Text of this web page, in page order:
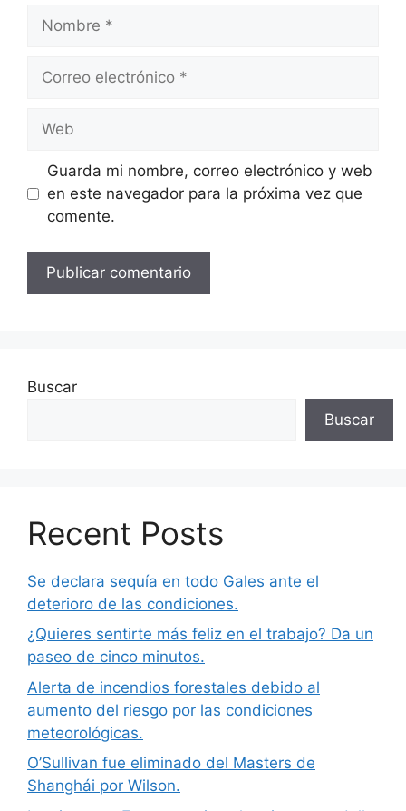
Nombre
Correo
Web
Guarda mi nombre, correo electrónico y web
en este navegador para la próxima vez que
comente.
Buscar
Buscar
Recent Posts
Se declara sequía en todo Gales ante el
deterioro de las condiciones.
¿Quieres sentirte más feliz en el trabajo? Da un
paseo de cinco minutos.
Alerta de incendios forestales debido al
aumento del riesgo por las condiciones
meteorológicas.
O’Sullivan fue eliminado del Masters de
Shanghái por Wilson.